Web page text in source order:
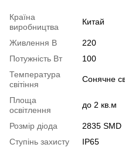
Країна
виробництва
Китай
Живлення В
220
Потужність Вт
100
Температура
світіння
Сонячне
Площа
освітлення
до 2 кв.м
Розмір діода
2835 SMD
Ступінь захисту
IP65